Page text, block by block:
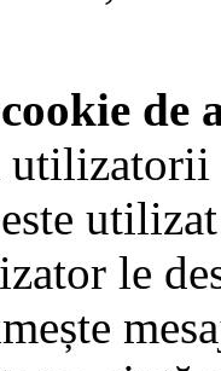
de
le